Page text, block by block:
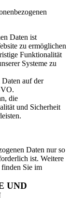
Daten ist
zu ermöglichen
Funktionalität
Systeme zu
Daten auf der
die
und Sicherheit
Daten nur so
ist. Weitere
Sie im
UND